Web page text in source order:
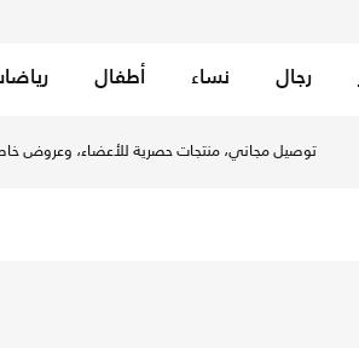
رجال نساء أطفال
توصيل مجاني، منتجات حصرية للأعضاء، وعروض